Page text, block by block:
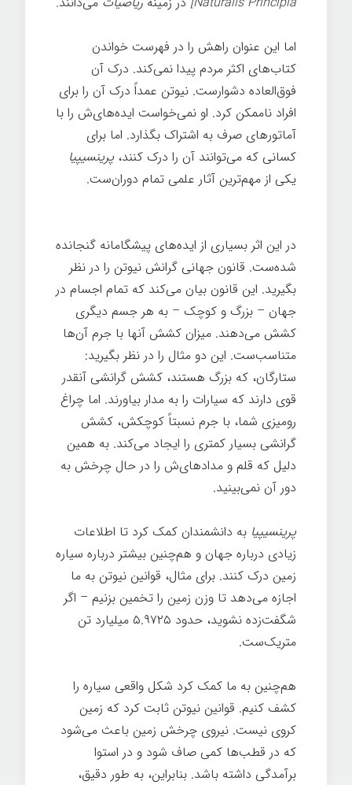
اما این عنوان راهش را در فهرست خواندن
کتاب‌های اکثر مردم پیدا نمی‌کند. درک آن
فوق‌العاده دشوارست. نیوتن عمداً درک آن را برای
افراد ناممکن کرد. او نمی‌خواست ایده‌های‌ش را با
آماتورهای صرف به اشتراک بگذارد. اما برای
کسانی که می‌توانند آن را درک کنند، پرینسیپیا
یکی از مهم‌ترین آثار علمی تمام دوران‌ست.
در این اثر بسیاری از ایده‌های پیشگامانه گنجانده
شده‌ست. قانون جهانی گرانش نیوتن را در نظر
بگیرید. این قانون بیان می‌کند که تمام اجسام در
جهان – بزرگ و کوچک – به هر جسم دیگری
کشش می‌دهند. میزان کشش آنها با جرم آن‌ها
متناسب‌ست. این دو مثال را در نظر بگیرید:
ستارگان، که بزرگ هستند، کشش گرانشی آنقدر
قوی دارند که سیارات را به مدار بیاورند. اما چراغ
رومیزی شما، با جرم نسبتاً کوچکش، کشش
گرانشی بسیار کمتری را ایجاد می‌کند. به همین
دلیل که قلم و مدادهای‌ش را در حال چرخش به
دور آن نمی‌بینید.
پرینسیپیا به دانشمندان کمک کرد تا اطلاعات
زیادی درباره جهان و هم‌چنین بیشتر درباره سیاره
زمین درک کنند. برای مثال، قوانین نیوتن به ما
اجازه می‌دهد تا وزن زمین را تخمین بزنیم – اگر
شگفت‌زده نشوید، حدود ۵.۹۷۲۵ میلیارد تن
متریک‌ست.
هم‌چنین به ما کمک کرد شکل واقعی سیاره را
کشف کنیم. قوانین نیوتن ثابت کرد که زمین
کروی نیست. نیروی چرخش زمین باعث می‌شود
که در قطب‌ها کمی صاف شود و در استوا
برآمدگی داشته باشد. بنابراین، به طور دقیق،